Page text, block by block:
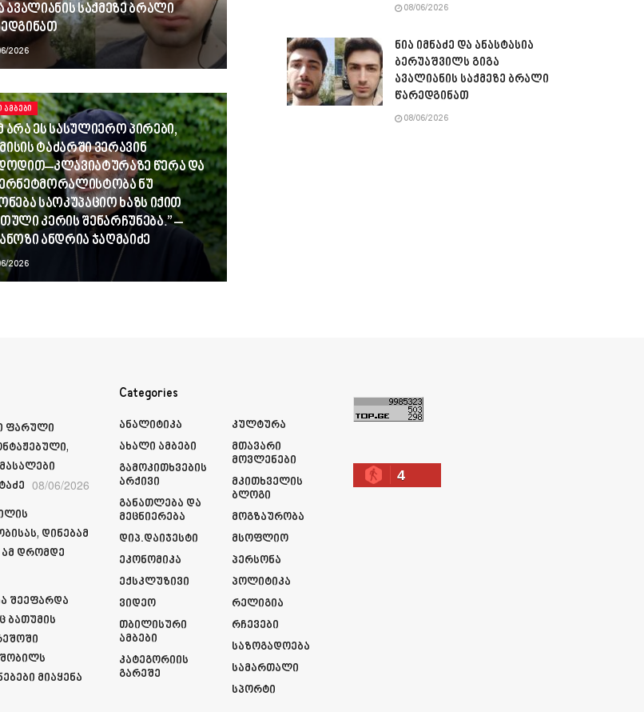
ავალიანის საქმეზე ბრალი
2026
ᲐᲛᲑᲔᲑᲘ
ეს სასულიერო პირები,
ტაძარში ვერავინ
წერა და
ნუ
საოკუპაციო ხაზს იქით
კერის შენარჩუნება.” –
ანდრია ჯაღმაიძე
2026
08/06/2026
ნია იმნაძე და ანასტასია
ბერუაშვილს გიგა
ავალიანის საქმეზე ბრალი
წარედგინათ
08/06/2026
ფარული
08/06/2026
დინებამ
ამ დრომდე
შეეფარდა
ბათუმის
მიაყენა
Categories
Ანალიტიკა
Ახალი Ამბები
Გამოკითხვების
Არქივი
Განათლება Და
Მეცნიერება
Დიპ.დაიჯესტი
Ეკონომიკა
Ექსკლუზივი
Ვიდეო
Თბილისური
Ამბები
Კატეგორიის
Გარეშე
Კულტურა
Მთავარი
Მოვლენები
Მკითხველის
Ბლოგი
Მოგზაურობა
Მსოფლიო
Პერსონა
Პოლიტიკა
Რელიგია
Რჩევები
Საზოგადოება
Სამართალი
Სპორტი
4